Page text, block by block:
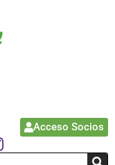
Acceso Socios